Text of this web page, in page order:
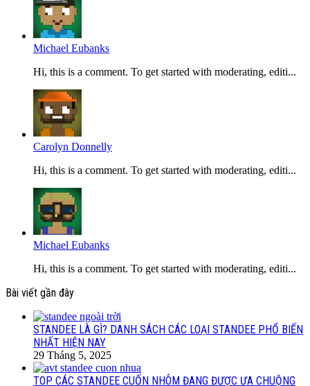
Michael Eubanks
Hi, this is a comment. To get started with moderating, editi...
Carolyn Donnelly
Hi, this is a comment. To get started with moderating, editi...
Michael Eubanks
Hi, this is a comment. To get started with moderating, editi...
Bài viết gần đây
STANDEE LÀ GÌ? DANH SÁCH CÁC LOẠI STANDEE PHỔ BIẾN
NHẤT HIỆN NAY
29 Tháng 5, 2025
TOP CÁC STANDEE CUỐN NHÔM ĐANG ĐƯỢC ƯA CHUỘNG